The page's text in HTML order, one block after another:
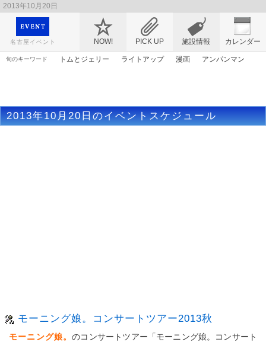
2013年10月20日
映画や音楽コンサート、レジャーやアート、テレビ、ショップ、出会い、転職まで名古
屋のイベント情報を幅広く掲載
名古屋イベント NOW! PICK UP カレンダー
施設情報
旬のキーワード トムとジェリー ライトアップ 漫画
アンパンマン
2013年10月20日のイベントスケジュール
モーニング娘。コンサートツアー2013秋
モーニング娘。のコンサートツアー「モーニング娘。コンサート